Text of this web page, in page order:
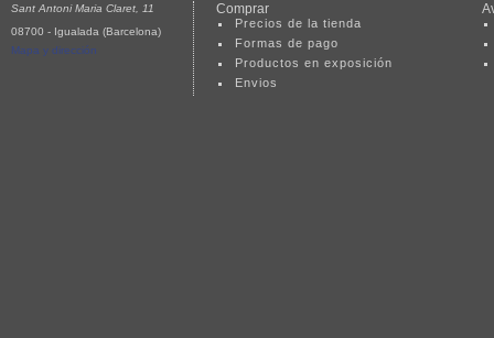
Sant Antoni Maria Claret, 11
08700 - Igualada (Barcelona)
Mapa y dirección
Comprar
Precios de la tienda
Formas de pago
Productos en exposición
Envios